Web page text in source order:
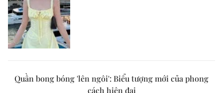
Quần bong bóng 'lên ngôi': Biểu tượng mới của phong
cách hiện đại